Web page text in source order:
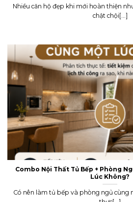
Nhiều căn hộ đẹp khi mới hoàn thiện
chật chội[...]
Combo Nội Thất Tủ Bếp + Phòng
Lúc Không?
Có nên làm tủ bếp và phòng ngủ cùng